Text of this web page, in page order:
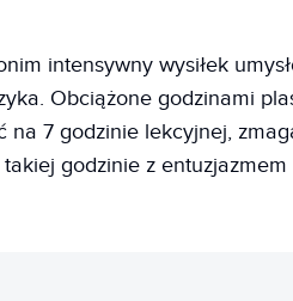
intensywny wysiłek
Obciążone godzinami
na 7 godzinie lekcyjnej,
godzinie z